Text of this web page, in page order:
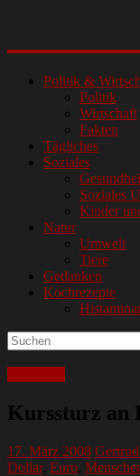
Politik &
Politik
Wirtschaft
Fakten
Tägliches
Soziales
Soziales
Kinder
Natur
Umwelt
Tiere
Gedanken
Kochrezepte
Kurssturz an
17. März 2008
Dollar, Euro,